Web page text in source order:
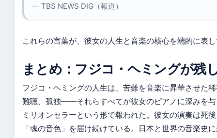
— TBS NEWS DIG（報道）
これらの言葉が、彼女の人生と音楽の核心を端的に表
まとめ：フジコ・ヘミングが残
フジコ・ヘミングの人生は、苦難を音楽に昇華させた
難聴、孤独——それらすべてが彼女のピアノに深みを
ミリオンセラーという形で報われた。彼女の演奏は死
「魂の音色」を届け続けている。日本と世界の音楽史